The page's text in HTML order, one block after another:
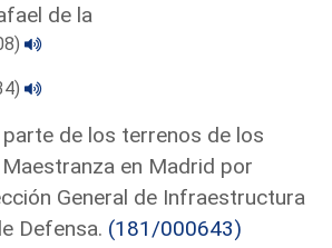
de la
parte de los terrenos de los
en Madrid por
General de Infraestructura
Defensa. (181/000643)